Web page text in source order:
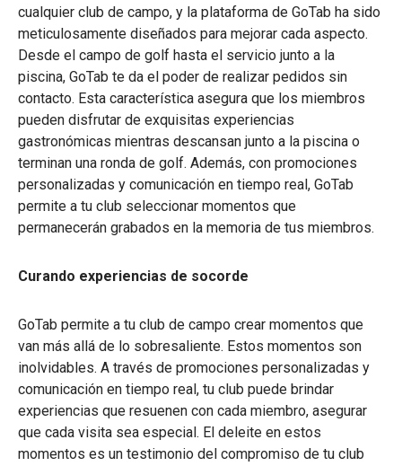
cualquier club de campo, y la plataforma de GoTab ha sido
meticulosamente diseñados para mejorar cada aspecto.
Desde el campo de golf hasta el servicio junto a la
piscina, GoTab te da el poder de realizar pedidos sin
contacto. Esta característica asegura que los miembros
pueden disfrutar de exquisitas experiencias
gastronómicas mientras descansan junto a la piscina o
terminan una ronda de golf. Además, con promociones
personalizadas y comunicación en tiempo real, GoTab
permite a tu club seleccionar momentos que
permanecerán grabados en la memoria de tus miembros.
Curando experiencias de socorde
GoTab permite a tu club de campo crear momentos que
van más allá de lo sobresaliente. Estos momentos son
inolvidables. A través de promociones personalizadas y
comunicación en tiempo real, tu club puede brindar
experiencias que resuenen con cada miembro, asegurar
que cada visita sea especial. El deleite en estos
momentos es un testimonio del compromiso de tu club